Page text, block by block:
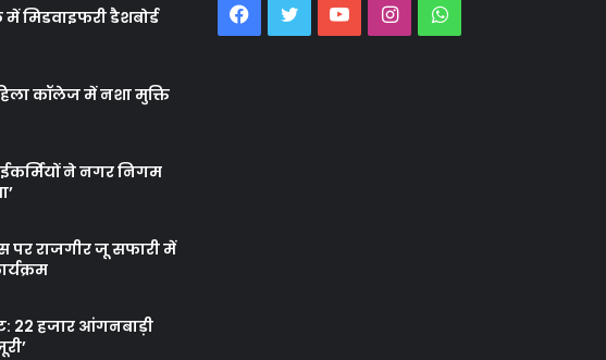
मिडवाइफरी डैशबोर्ड
कॉलेज में नशा मुक्ति
ने नगर निगम
पर राजगीर जू सफारी में
22 हजार आंगनबाड़ी
Facebook
TwitterYouTubeInstagramWhatsApp